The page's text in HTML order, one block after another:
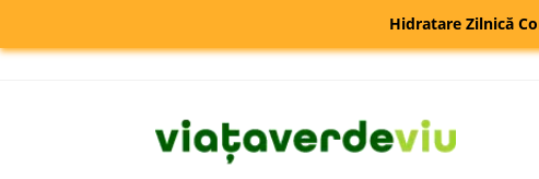
Hidratare Zilnică